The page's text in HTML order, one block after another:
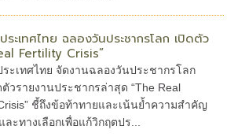
ระเทศไทย ฉลองวันประชากรโลก เปิดตัว
Fertility Crisis”
ระเทศไทย จัดงานฉลองวันประชากรโลก
วรายงานประชากรล่าสุด “The Real
ชี้ถึงข้อท้าทายและเน้นย้ำความสำคัญ
ะทางเลือกเพื่อแก้วิกฤตปร...